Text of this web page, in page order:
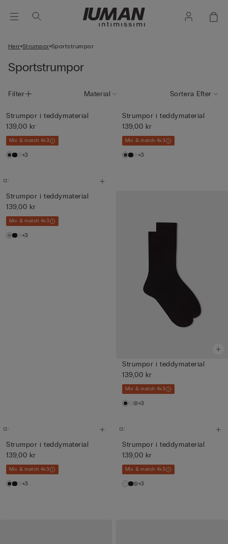
Herr Strumpor Sportstrumpor
Sportstrumpor
Filter Material Sortera Efter
Strumpor i teddymaterial
139,00 kr
Mix & match 4x3
+3
Strumpor i teddymaterial
139,00 kr
Mix & match 4x3
+3
Strumpor i teddymaterial
139,00 kr
Mix & match 4x3
+3
Strumpor i teddymaterial
139,00 kr
Mix & match 4x3
+3
Strumpor i teddymaterial
139,00 kr
Mix & match 4x3
+3
Strumpor i teddymaterial
139,00 kr
Mix & match 4x3
+3